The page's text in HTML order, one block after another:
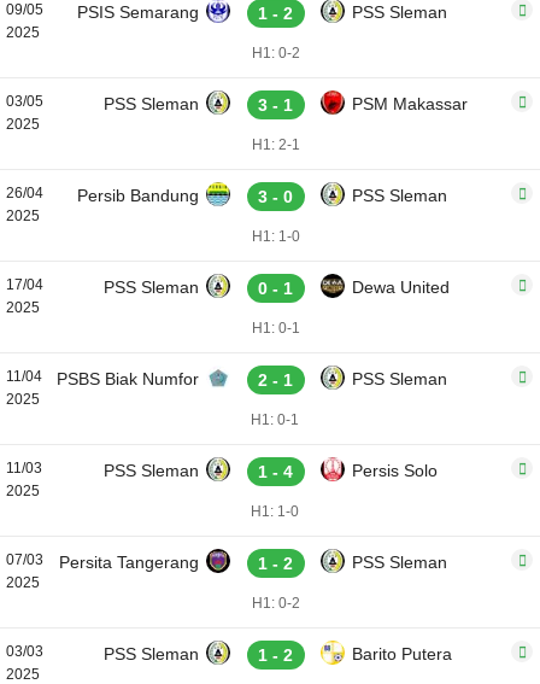
09/05
2025
PSIS Semarang 1 - 2 PSS Sleman
H1: 0-2
03/05
2025
PSS Sleman 3 - 1 PSM Makassar
H1: 2-1
26/04
2025
Persib Bandung 3 - 0 PSS Sleman
H1: 1-0
17/04
2025
PSS Sleman 0 - 1 Dewa United
H1: 0-1
11/04
2025
PSBS Biak Numfor 2 - 1 PSS Sleman
H1: 0-1
11/03
2025
PSS Sleman 1 - 4 Persis Solo
H1: 1-0
07/03
2025
Persita Tangerang 1 - 2 PSS Sleman
H1: 0-2
03/03
2025
PSS Sleman 1 - 2 Barito Putera